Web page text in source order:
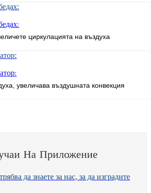
циркулацията на въздуха
увеличава въздушната конвекция
На Приложение